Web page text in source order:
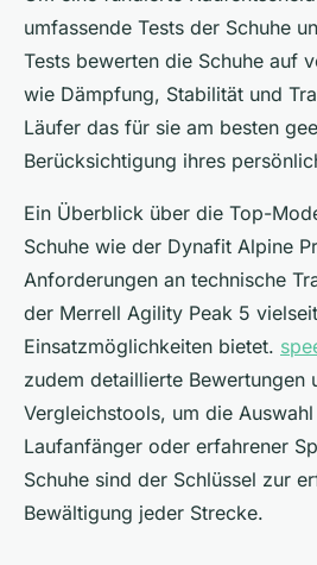
umfassende Tests der Schuhe
Tests bewerten die Schuhe auf
wie Dämpfung, Stabilität und
Läufer das für sie am besten
Berücksichtigung ihres
Ein Überblick über die Top-
Schuhe wie der Dynafit Alpine
Anforderungen an technische
der Merrell Agility Peak 5
Einsatzmöglichkeiten bietet.
zudem detaillierte Bewertungen
Vergleichstools, um die
Laufanfänger oder erfahrener
Schuhe sind der Schlüssel zur
Bewältigung jeder Strecke.